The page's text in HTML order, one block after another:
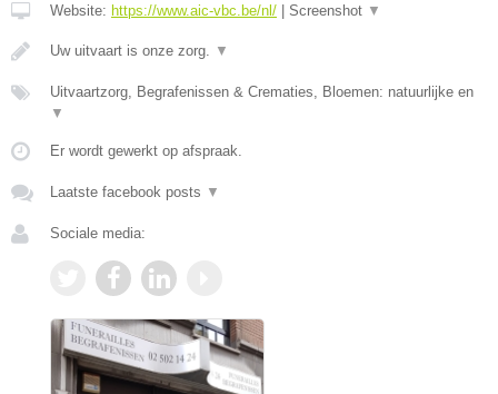
Website: https://www.aic-vbc.be/nl/ | Screenshot ▼
Uw uitvaart is onze zorg. ▼
Uitvaartzorg, Begrafenissen & Crematies, Bloemen: natuurlijke en
▼
Er wordt gewerkt op afspraak.
Laatste facebook posts ▼
Sociale media: